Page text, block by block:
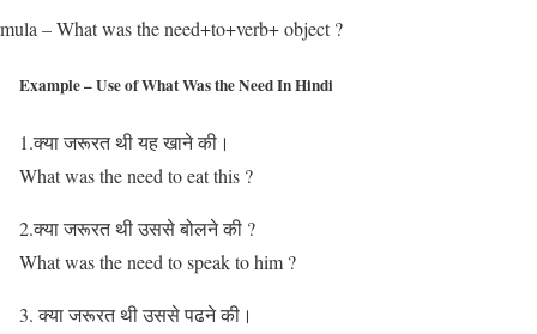
– What was the need+to+verb+ object ?
Example – Use of What Was the Need In Hindi
1.क्या जरूरत थी यह खाने की।
What was the need to eat this ?
2.क्या जरूरत थी उससे बोलने की ?
What was the need to speak to him ?
क्या जरूरत थी उससे पढने की।